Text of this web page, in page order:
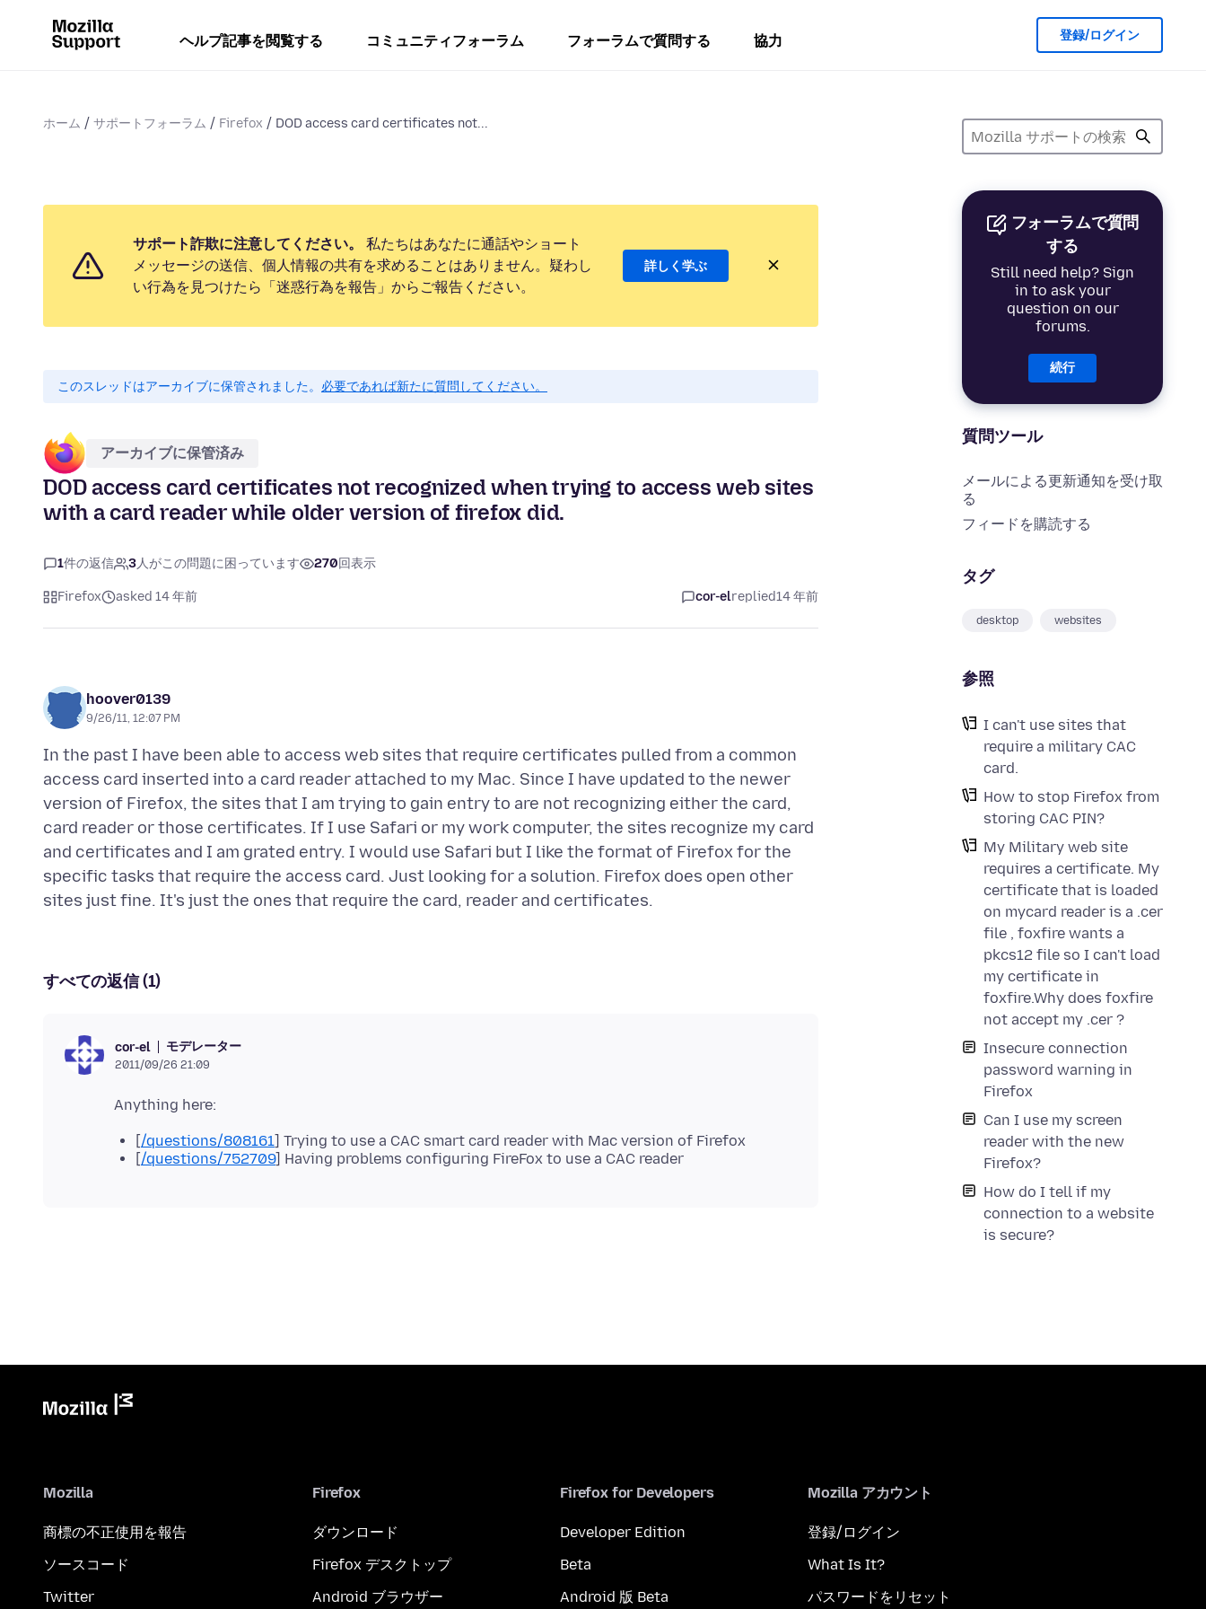
ヘルプ記事を閲覧する コミュニティフォーラム フォーラムで質問する 協力 登録/ログイン
ホーム サポートフォーラム Firefox DOD access card certificates not...
フォーラムで質問
する
Still need help? Sign
in to ask your
question on our
forums.
続行
質問ツール
メールによる更新通知を受け取
る
フィードを購読する
タグ
desktop websites
参照
I can't use sites that
require a military CAC
card.
How to stop Firefox from
storing CAC PIN?
My Military web site
requires a certificate. My
certificate that is loaded
on mycard reader is a .cer
file , foxfire wants a
pkcs12 file so I can't load
my certificate in
foxfire.Why does foxfire
not accept my .cer ?
Insecure connection
password warning in
Firefox
Can I use my screen
reader with the new
Firefox?
How do I tell if my
connection to a website
is secure?
サポート詐欺に注意してください。
私たちはあなたに通話やショート
メッセージの送信、個人情報の共有を求めることはありません。疑わし
い行為を見つけたら「迷惑行為を報告」からご報告ください。
詳しく学ぶ
このスレッドはアーカイブに保管されました。 必要であれば新たに質問してください。
アーカイブに保管済み
DOD access card certificates not recognized when trying to access web sites
with a card reader while older version of firefox did.
1件の返信 3人がこの問題に困っています 270回表示
Firefox asked 14 年前 cor-elreplied14 年前
hoover0139
9/26/11, 12:07 PM
In the past I have been able to access web sites that require certificates pulled from a common
access card inserted into a card reader attached to my Mac. Since I have updated to the newer
version of Firefox, the sites that I am trying to gain entry to are not recognizing either the card,
card reader or those certificates. If I use Safari or my work computer, the sites recognize my card
and certificates and I am grated entry. I would use Safari but I like the format of Firefox for the
specific tasks that require the access card. Just looking for a solution. Firefox does open other
すべての返信 (1)
cor-el モデレーター
2011/09/26 21:09
[/questions/808161] Trying to use a CAC smart card reader with Mac version of Firefox
[/questions/752709] Having problems configuring FireFox to use a CAC reader
Mozilla
商標の不正使用を報告
ソースコード
Twitter
Firefox
ダウンロード
Firefox デスクトップ
Android ブラウザー
Firefox for Developers
Developer Edition
Beta
Android 版 Beta
Mozilla アカウント
登録/ログイン
What Is It?
パスワードをリセット